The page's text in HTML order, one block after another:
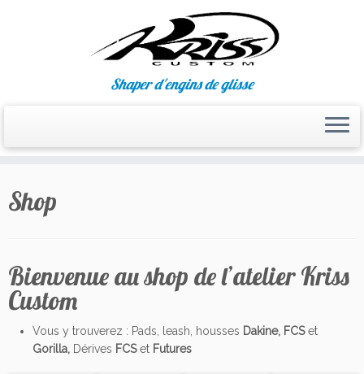
contenu
Shaper d'engins de glisse
Shop
Bienvenue au shop de l’atelier Kriss
Custom
Vous y trouverez : Pads, leash, housses Dakine, FCSet
Gorilla, Dérives FCSet Futures